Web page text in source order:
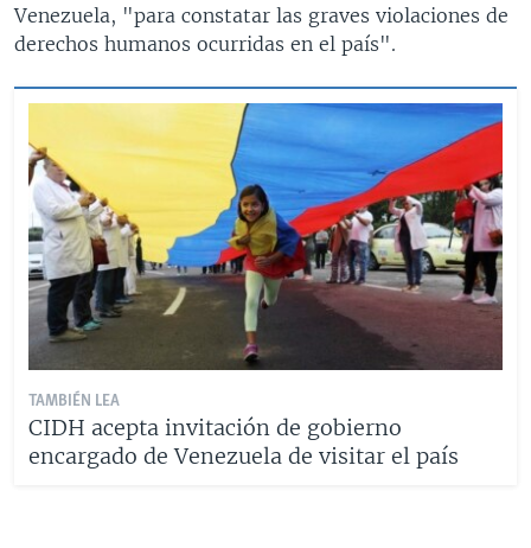
Venezuela, "para constatar las graves violaciones de
derechos humanos ocurridas en el país".
TAMBIÉN LEA
CIDH acepta invitación de gobierno
encargado de Venezuela de visitar el país